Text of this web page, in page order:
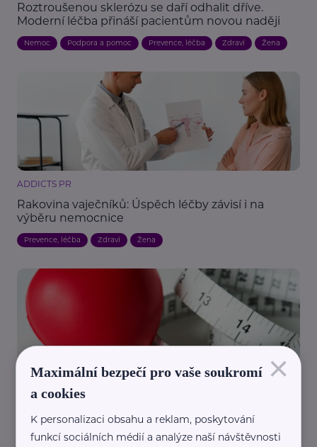
Roztroušenou sklerózu se daří odhalit dříve.
Moderní léčba přináší pacientům novou naději
Nemoc Podpora a pomoc Prevence, léčba Zdraví Žena
ADDICTS PR
Rakovina vaječníků: Úspěch léčby závisí i na
výběru nemocnice
Prevence, léčba Zdraví Žena
Nové léky na hubnutí chrání srdce: Kardiologové
volají po úhradách z pojištění
Prevence, léčba Zdraví
×
Maximální bezpečí pro vaše soukromí
a cookies
K personalizaci obsahu a reklam, poskytování
funkcí sociálních médií a analýze naší návštěvnosti